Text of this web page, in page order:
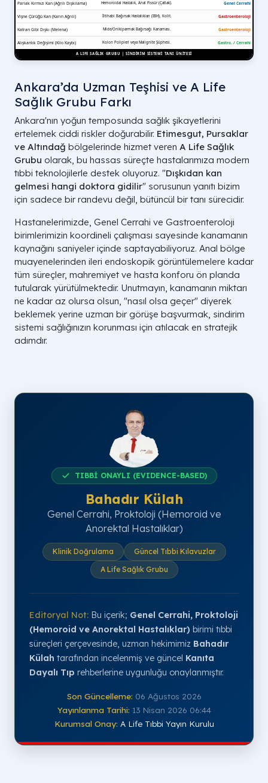
TANI YÖNTEMI İNCELENEN BÖLGE
Rektal Muayene Makat girişi ve rektumun son bölümü.
Anoskopi Makat kanalı ve iç doku yüzeyi.
Kolonoskopi Kalın bağırsağın (kolon) tamamı.
Gastroskopi Yemek borusu, Mide, Onikiparmak b.
Ankara’da Uzman Teşhisi ve A Life
Sağlık Grubu Farkı
Ankara'nın yoğun temposunda sağlık şikayetlerini
ertelemek ciddi riskler doğurabilir. Etimesgut, Pursaklar
ve Altındağ bölgelerinde hizmet veren A Life Sağlık
Grubu olarak, bu hassas süreçte hastalarımıza modern
tıbbi teknolojilerle destek oluyoruz. "Dışkıdan kan
gelmesi hangi doktora gidilir" sorusunun yanıtı bizim
için sadece bir randevu değil, bütüncül bir tanı sürecidir.
Hastanelerimizde, Genel Cerrahi ve Gastroenteroloji
birimlerimizin koordineli çalışması sayesinde kanamanın
kaynağını saniyeler içinde saptayabiliyoruz. Anal bölge
muayenelerinden ileri endoskopik görüntülemelere kadar
tüm süreçler, mahremiyet ve hasta konforu ön planda
tutularak yürütülmektedir. Unutmayın, kanamanın miktarı
ne kadar az olursa olsun, "nasıl olsa geçer" diyerek
beklemek yerine uzman bir görüşe başvurmak, sindirim
sistemi sağlığınızın korunması için atılacak en stratejik
adımdır.
TIBBİ ONAYLI (EVIDENCE-BASED)
Bahadır Külah
Genel Cerrahi, Proktoloji (Hemoroid ve
Anorektal Hastalıklar)
Klinik Doğrulama
Güncel Tıbbi Kılavuzlar
A Life Sağlık Grubu
Editoryal Not: Bu içerik; Genel Cerrahi, Proktoloji
(Hemoroid ve Anorektal Hastalıklar) birimi tıbbi
süreçleri çerçevesinde, uzman hekimimiz Bahadır
Külah tarafından incelenmiş ve güncel Kanıta
Dayalı Tıp rehberlerine uygunluğu onaylanmıştır.
Son Güncelleme: 06 Ağustos 2026
Yayınlanma Tarihi: 13 Nisan 2026 06:44
Kurumsal Onay: A Life Tıbbi Yayın Kurulu